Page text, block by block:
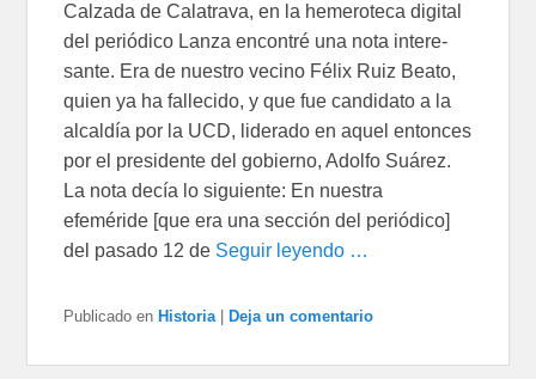
Calzada de Calatrava, en la hemeroteca digital
del periódico Lanza encontré una nota intere­
sante. Era de nuestro vecino Félix Ruiz Beato,
quien ya ha fallecido, y que fue candidato a la
alcaldía por la UCD, liderado en aquel en­tonces
por el presidente del gobierno, Adolfo Suárez.
La nota decía lo siguiente: En nuestra
efeméride [que era una sección del periódico]
del pa­sado 12 de Seguir leyendo …
Publicado en Historia Deja un comentario